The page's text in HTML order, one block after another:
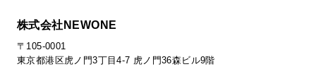
株式会社NEWONE
〒105-0001
東京都港区虎ノ門3丁目4-7 虎ノ門36森ビル9階